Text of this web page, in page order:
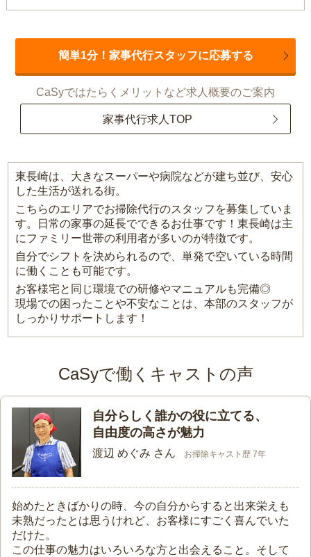
簡単1分！家事代行スタッフに応募する
CaSyではたらくメリットなど求人概要のご案内
家事代行求人TOP
東長崎は、大きなスーパーや病院などが建ち並び、安心
した生活が送れる街。
こちらのエリアでお掃除代行のスタッフを募集していま
す。日常の家事の延長でできるお仕事です！東長崎は主
にファミリー世帯の利用者が多いのが特徴です。
自分でシフトを決められるので、単発で空いている時間
に働くことも可能です。
お客様宅と同じ環境での研修やマニュアルも完備◎
現場での困ったことや不安なことは、本部のスタッフが
しっかりサポートします！
CaSyで働くキャストの声
自分らしく誰かの役に立てる、
自由度の高さが魅力
渡辺 めぐみ さん お掃除キャスト歴 7年
始めたときばかりの時、今の自分からすると出来栄えも
未熟だったとは思うけれど、お客様にすごく喜んでいた
だけた。
この仕事の魅力はいろいろな方と出会えること。そして